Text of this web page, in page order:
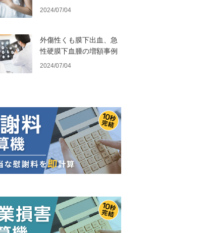
2024/07/04
外傷性くも膜下出血、急
性硬膜下血腫の増額事例
2024/07/04